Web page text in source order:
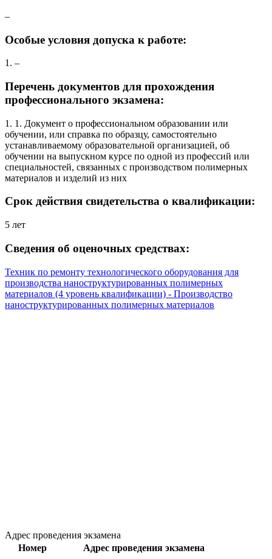
–
Особые условия допуска к работе:
1. –
Перечень документов для прохождения
профессионального экзамена:
1. 1. Документ о профессиональном образовании или
обучении, или справка по образцу, самостоятельно
устанавливаемому образовательной организацией, об
обучении на выпускном курсе по одной из профессий или
специальностей, связанных с производством полимерных
материалов и изделий из них
Срок действия свидетельства о квалификации:
5 лет
Сведения об оценочных средствах:
Техник по ремонту технологического оборудования для
производства наноструктурированных полимерных
материалов (4 уровень квалификации) - Производство
наноструктурированных полимерных материалов
Адрес проведения экзамена
Номер
Адрес проведения экзамена